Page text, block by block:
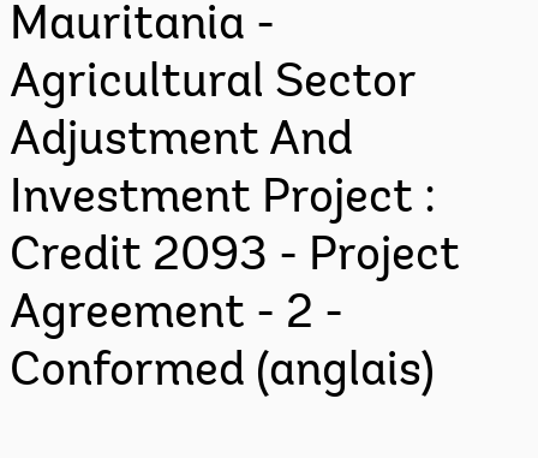
Mauritania -
Agricultural Sector
Adjustment And
Investment Project :
Credit 2093 - Project
Agreement - 2 -
Conformed (anglais)